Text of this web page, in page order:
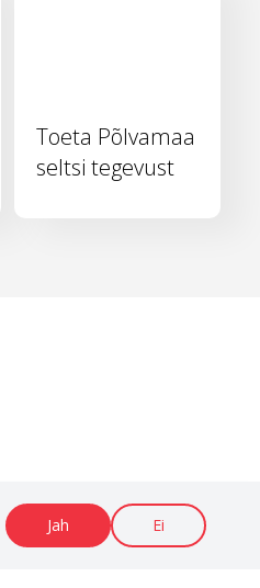
Jah Ei
Toeta Põlvamaa
seltsi tegevust